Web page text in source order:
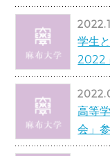
学生
2022
高等
会」